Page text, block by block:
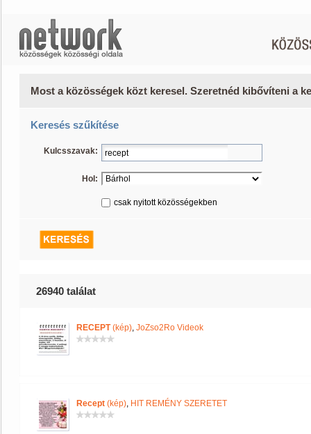
Most a közösségek közt keresel. Szeretnéd kibővíteni a
Keresés szűkítése
Kulcsszavak:
Hol:
csak nyitott közösségekben
26940 találat
RECEPT(kép), JoZso2Ro Videok
Recept (kép), HIT REMÉNY SZERETET